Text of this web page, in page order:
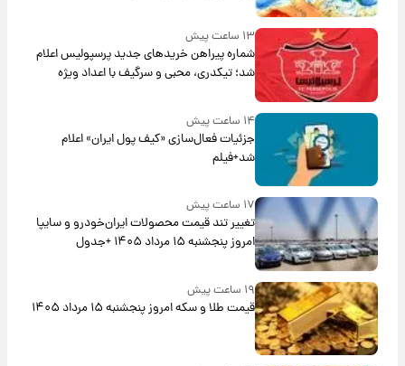
۱۳ ساعت پیش
شماره پیراهن خریدهای جدید پرسپولیس اعلام
شد؛ تیکدری، محبی و سرگیف با اعداد ویژه
۱۴ ساعت پیش
جزئیات فعال‌سازی «کیف پول ایران» اعلام
شد+فیلم
۱۷ ساعت پیش
تغییر تند قیمت محصولات ایران‌خودرو و سایپا
امروز پنجشنبه ۱۵ مرداد ۱۴۰۵ +جدول
۱۹ ساعت پیش
قیمت طلا و سکه امروز پنجشنبه ۱۵ مرداد ۱۴۰۵